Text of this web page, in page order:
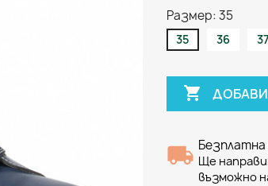
Размер: 35
35 36 37

Ще
възможно